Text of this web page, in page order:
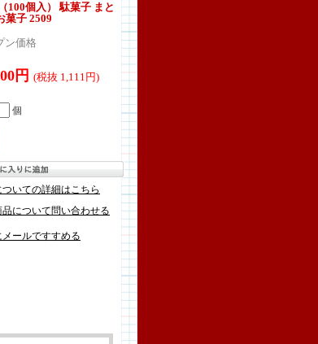
100個入） 駄菓子 まと
菓子 2509
ン価格
円 (税抜 1,111円)
個
いての詳細はこちら
品について問い合わせる
メールですすめる